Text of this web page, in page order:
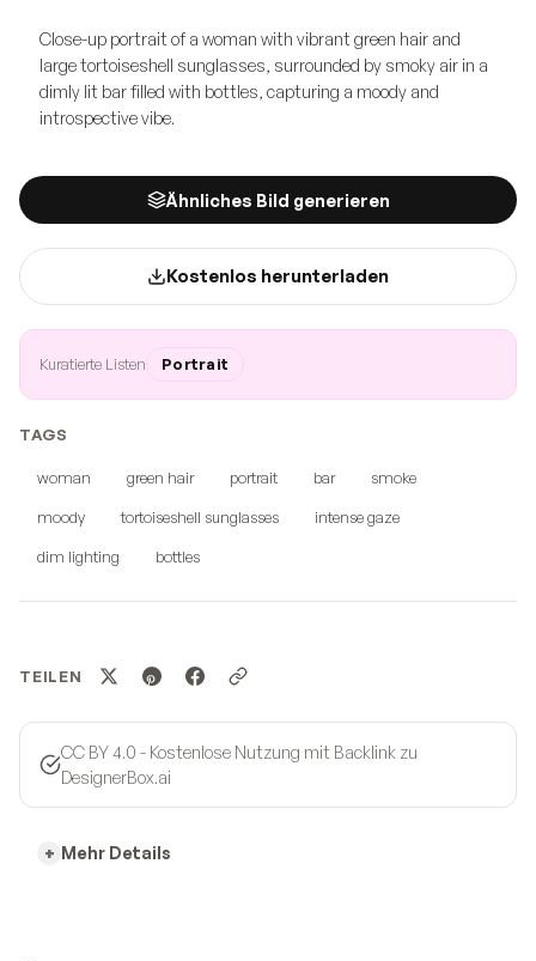
Close-up portrait of a woman with vibrant green hair and
large tortoiseshell sunglasses, surrounded by smoky air in a
dimly lit bar filled with bottles, capturing a moody and
introspective vibe.
Ähnliches Bild generieren
Kostenlos herunterladen
Kuratierte Listen Portrait
TAGS
woman green hair portrait bar smoke
moody tortoiseshell sunglasses intense gaze
dim lighting bottles
TEILEN
CC BY 4.0 - Kostenlose Nutzung mit Backlink zu
DesignerBox.ai
Mehr Details